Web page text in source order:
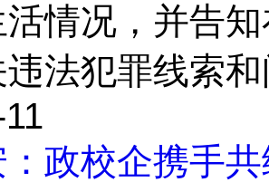
情况，并告
法犯罪线索
政校企携手